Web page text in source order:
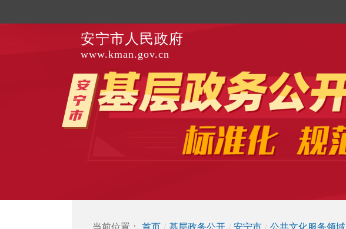
安宁市人民政府
www.kman.gov.cn
当前位置： 首页 / 基层政务公开 / 安宁市 / 公共文化服务领域